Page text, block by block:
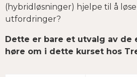
(hybridløsninger) hjelpe til å
utfordringer?
Dette er bare et utvalg av de
høre om i dette kurset hos